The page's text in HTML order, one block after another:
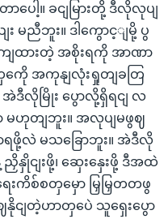
ာပေါ့။ ခငျမြားတို့ ဒီလိုလုပျ
မညီဘူး။ ဒါကွောင့ျမို့ ပွ
ျထားတဲ့ အစိုးရကို အာဏာ
ျတှကေို အကုနျလုံးရှုတျခတြ
အဲဒီလိုမြိုး ပွောလို့ရှိရငျ လ
မဟုတျဘူး။ အလုပျမဖွဈ
ရဖို့လဲ မသခြောဘူး။ အဲဒီလို
ညှိနှိုငျးဖို့၊ ဆှေးနှေးဖို့ ဒီအထဲ
ကိစ်စတှမှော မြှမြှတတဖွ
ျတဲ့ဟာတှပေဲ သူရှေးပွော